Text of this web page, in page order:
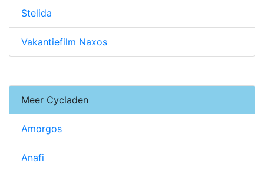
Stelida
Vakantiefilm Naxos
Meer Cycladen
Amorgos
Anafi